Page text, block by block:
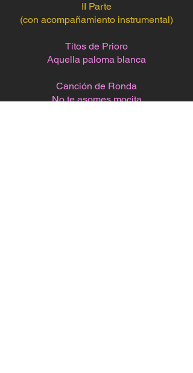
II Parte
(con acompañamiento instrumental)
Titos de Prioro
Aquella paloma blanca
Canción de Ronda
No te asomes mocita